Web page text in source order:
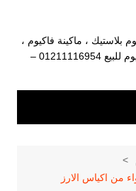
بلاستيك ، ماكينة فاكيوم ،
ماكينة فاكيوم تغليف وسحب الهواء ، فاكيوم للبيع 01211116954 –
من اكياس الارز